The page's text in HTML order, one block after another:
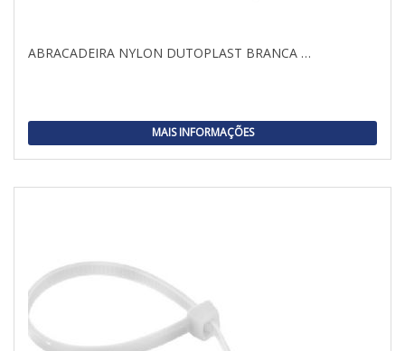
ABRACADEIRA NYLON DUTOPLAST BRANCA …
MAIS INFORMAÇÕES